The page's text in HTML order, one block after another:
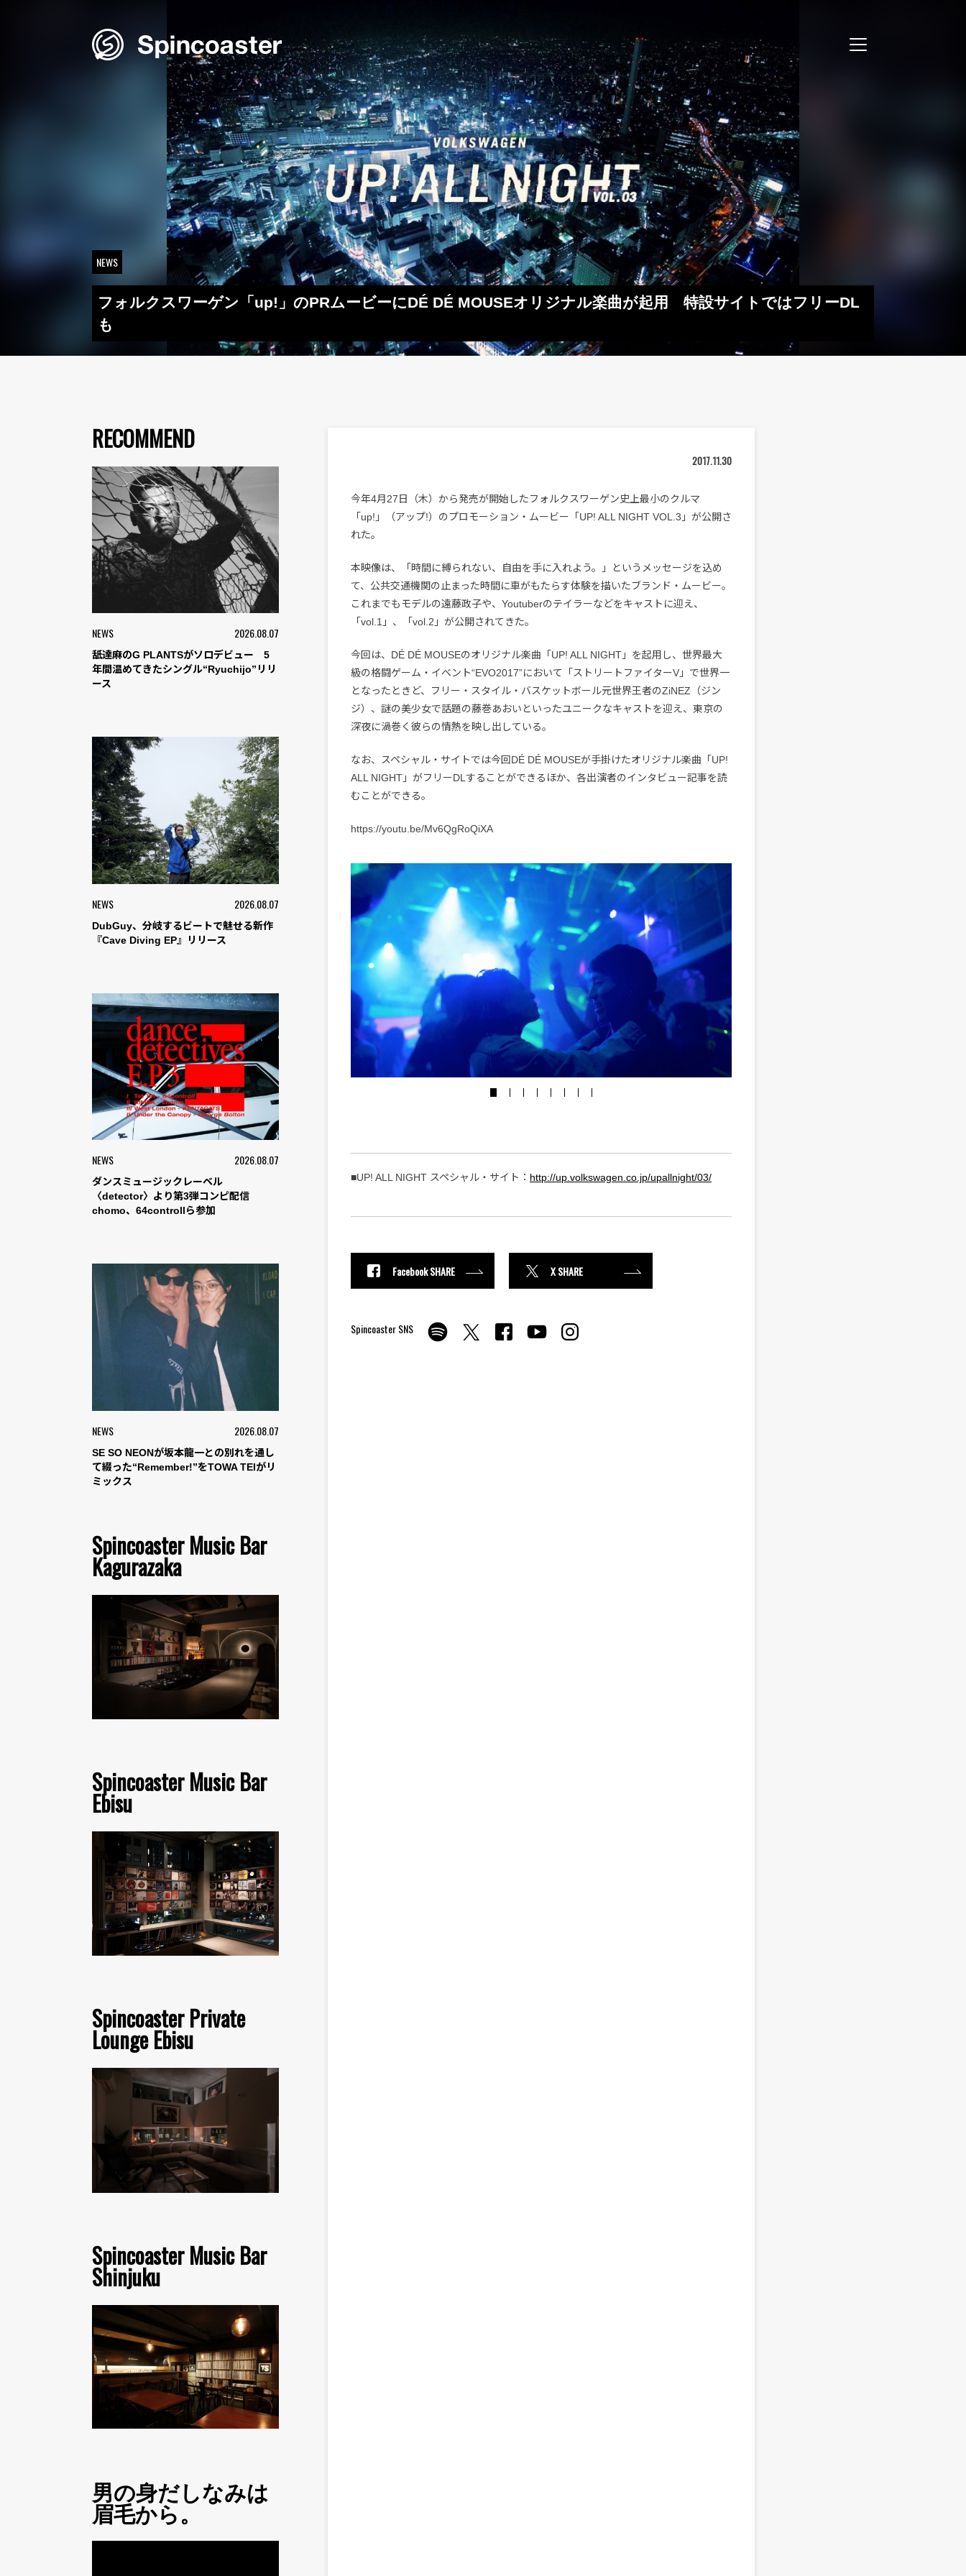
NEWS
フォルクスワーゲン「up!」のPRムービーにDÉ DÉ MOUSEオリジナル楽曲が起用 特設サイトではフリーDL
も
RECOMMEND
NEWS 2026.08.07
舐達麻のG PLANTSがソロデビュー 5
年間温めてきたシングル“Ryuchijo”リリ
ース
NEWS 2026.08.07
DubGuy、分岐するビートで魅せる新作
『Cave Diving EP』リリース
NEWS 2026.08.07
ダンスミュージックレーベル
〈detector〉より第3弾コンピ配信
chomo、64controllら参加
NEWS 2026.08.07
SE SO NEONが坂本龍一との別れを通し
て綴った“Remember!”をTOWA TEIがリ
ミックス
Spincoaster Music Bar
Kagurazaka
Spincoaster Music Bar
Ebisu
Spincoaster Private
Lounge Ebisu
Spincoaster Music Bar
Shinjuku
男の身だしなみは
眉毛から。
2017.11.30
今年4月27日（木）から発売が開始したフォルクスワーゲン史上最小のクルマ
「up!」（アップ!）のプロモーション・ムービー「UP! ALL NIGHT VOL.3」が公開さ
れた。
本映像は、「時間に縛られない、自由を手に入れよう。」というメッセージを込め
て、公共交通機関の止まった時間に車がもたらす体験を描いたブランド・ムービー。
これまでもモデルの遠藤政子や、Youtuberのテイラーなどをキャストに迎え、
「vol.1」、「vol.2」が公開されてきた。
今回は、DÉ DÉ MOUSEのオリジナル楽曲「UP! ALL NIGHT」を起用し、世界最大
級の格闘ゲーム・イベント“EVO2017”において「ストリートファイターV」で世界一
となったときど、フリー・スタイル・バスケットボール元世界王者のZiNEZ（ジン
ジ）、謎の美少女で話題の藤巻あおいといったユニークなキャストを迎え、東京の
深夜に渦巻く彼らの情熱を映し出している。
なお、スペシャル・サイトでは今回DÉ DÉ MOUSEが手掛けたオリジナル楽曲「UP!
ALL NIGHT」がフリーDLすることができるほか、各出演者のインタビュー記事を読
むことができる。
https://youtu.be/Mv6QgRoQiXA
■UP! ALL NIGHT スペシャル・サイト： http://up.volkswagen.co.jp/upallnight/03/
Facebook SHARE X SHARE
Spincoaster SNS